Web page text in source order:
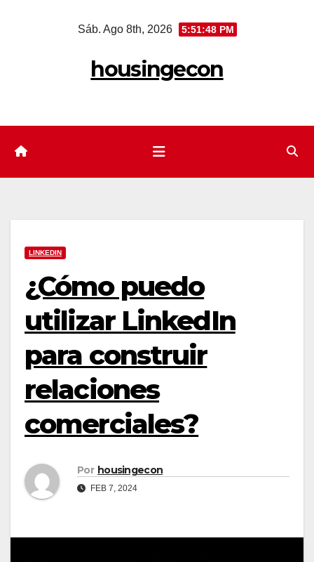
Sáb. Ago 8th, 2026 5:51:49 PM
housingecon
LINKEDIN
¿Cómo puedo
utilizar LinkedIn
para construir
relaciones
comerciales?
Por housingecon
FEB 7, 2024